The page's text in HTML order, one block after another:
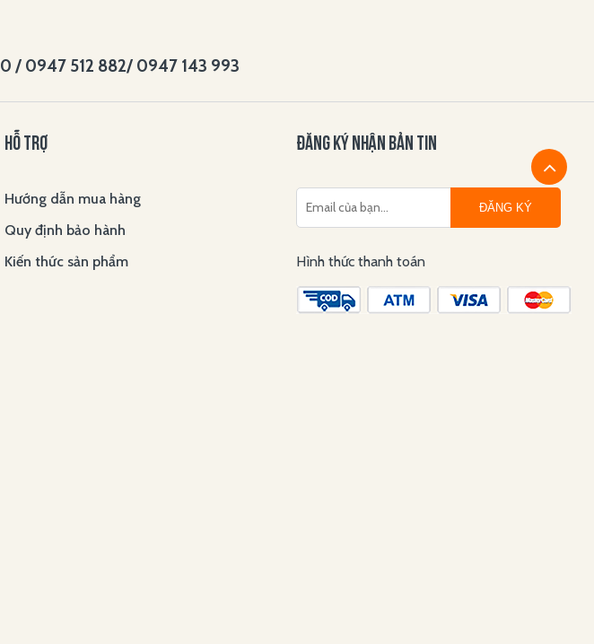
/ 0947 512 882/ 0947 143 993
HỖ TRỢ
Hướng dẫn mua hàng
Quy định bảo hành
Kiến thức sản phẩm
ĐĂNG KÝ NHẬN BẢN TIN
ĐĂNG KÝ
Hình thức thanh toán